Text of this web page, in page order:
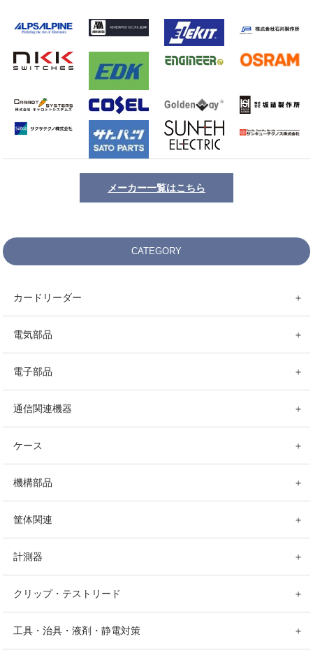
メーカー一覧はこちら
CATEGORY
カードリーダー ＋
電気部品 ＋
電子部品 ＋
通信関連機器 ＋
ケース ＋
機構部品 ＋
筐体関連 ＋
計測器 ＋
クリップ・テストリード ＋
工具・治具・液剤・静電対策 ＋